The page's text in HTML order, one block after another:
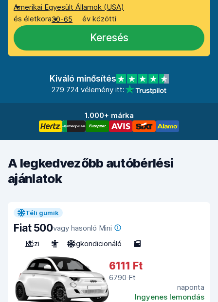
Amerikai Egyesült Államok (USA)
és életkora30-65 év közötti
Keresés
Kiváló minősítés
279 724 vélemény itt:
1.000+ márka
A legkedvezőbb autóbérlési
ajánlatok
Téli gumik
Fiat 500vagy hasonló Mini
Kézi
5 Légkondicionáló 5
6111 Ft
6790 Ft
naponta
Ingyenes lemondás